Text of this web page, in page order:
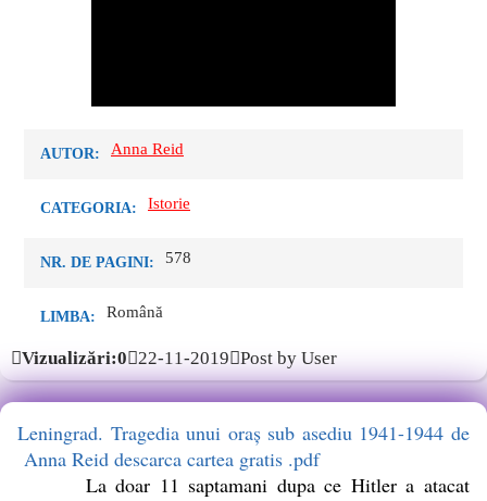
AUTOR: Anna Reid
CATEGORIA: Istorie
NR. DE PAGINI: 578
LIMBA: Română
Vizualizări:0 22-11-2019 Post by User
Leningrad. Tragedia unui oraș sub asediu 1941-1944 de
Anna Reid descarca cartea gratis .pdf
La doar 11 saptamani dupa ce Hitler a atacat